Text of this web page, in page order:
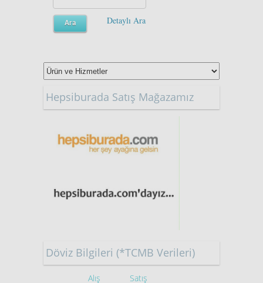
Detaylı Ara
Hepsiburada Satış Mağazamız
Döviz Bilgileri (*TCMB Verileri)
Alış
Satış